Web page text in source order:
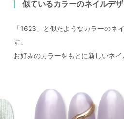
似ているカラーのネイルデ
「1623」と似たようなカラーのネ
す。
お好みのカラーをもとに新しいネイ